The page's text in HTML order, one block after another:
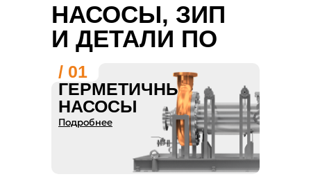
НАСОСЫ, ЗИП
И ДЕТАЛИ ПО
ЧЕРТЕЖАМ
/ 01
ГЕРМЕТИЧНЫЕ
НАСОСЫ
Подробнее